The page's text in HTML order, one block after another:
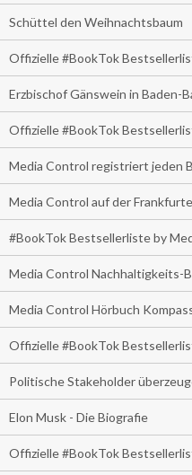
Schüttel den Weihnachtsbaum
Offizielle #BookTok
Erzbischof Gänswein in Baden-
Offizielle #BookTok
Media Control registriert jeden
Media Control auf der
#BookTok Bestsellerliste by
Media Control Nachhaltigkeits-
Media Control Hörbuch
Offizielle #BookTok
Politische Stakeholder
Elon Musk - Die Biografie
Offizielle #BookTok